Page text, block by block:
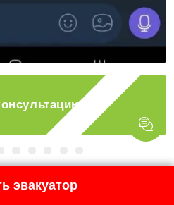
вопросы
эвакуатор